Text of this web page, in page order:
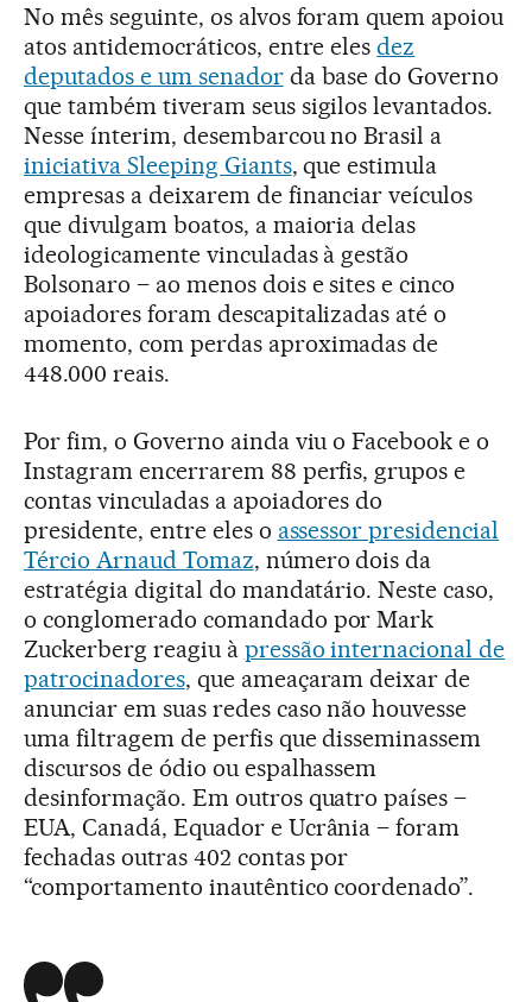
No mês seguinte, os alvos foram quem apoiou
atos antidemocráticos, entre elesdez
deputados e um senadorda base do Governo
que também tiveram seus sigilos levantados.
Nesse ínterim, desembarcou no Brasil a
iniciativa Sleeping Giants, que estimula
empresas a deixarem de financiar veículos
que divulgam boatos, a maioria delas
ideologicamente vinculadas à gestão
Bolsonaro – ao menos dois e sites e cinco
apoiadores foram descapitalizadas até o
momento, com perdas aproximadas de
448.000 reais.
Por fim, o Governo ainda viu o Facebook e o
Instagram encerrarem 88 perfis, grupos e
contas vinculadas a apoiadores do
presidente, entre eles o assessor presidencial
Tércio Arnaud Tomaz, número dois da
estratégia digital do mandatário. Neste caso,
o conglomerado comandado por Mark
Zuckerberg reagiu à pressão internacional de
patrocinadores, que ameaçaram deixar de
anunciar em suas redes caso não houvesse
uma filtragem de perfis que disseminassem
discursos de ódio ou espalhassem
desinformação. Em outros quatro países –
EUA, Canadá, Equador e Ucrânia – foram
fechadas outras 402 contas por
“comportamento inautêntico coordenado”.